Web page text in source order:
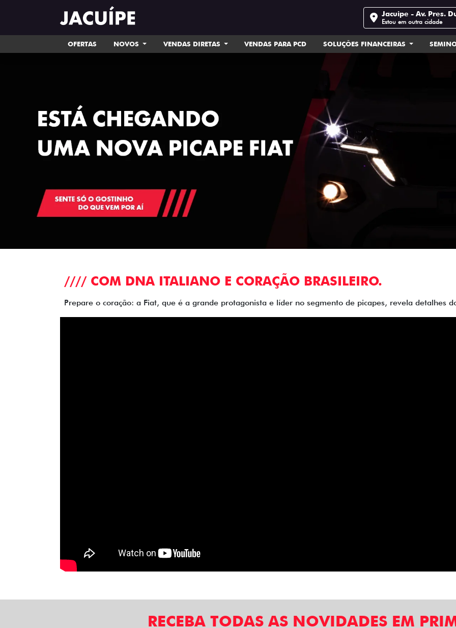
Jacuipe - Av. Pres.
Estou em outra cidade
OFERTAS NOVOS VENDAS DIRETAS VENDAS PARA PCD SOLUÇÕES FINANCEIRAS
//// COM DNA ITALIANO E CORAÇÃO BRASILEIRO.
Prepare o coração: a Fiat, que é a grande protagonista e líder no segmento de picapes, revela detalhes
RECEBA TODAS AS NOVIDADES EM